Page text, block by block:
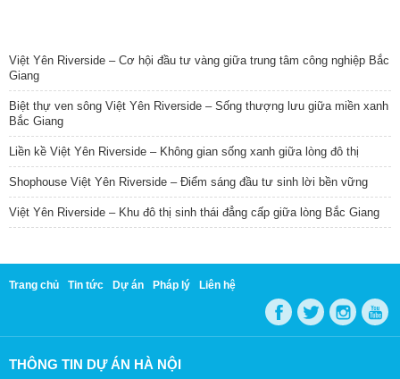
Việt Yên Riverside – Cơ hội đầu tư vàng giữa trung tâm công nghiệp Bắc
Giang
Biệt thự ven sông Việt Yên Riverside – Sống thượng lưu giữa miền xanh
Bắc Giang
Liền kề Việt Yên Riverside – Không gian sống xanh giữa lòng đô thị
Shophouse Việt Yên Riverside – Điểm sáng đầu tư sinh lời bền vững
Việt Yên Riverside – Khu đô thị sinh thái đẳng cấp giữa lòng Bắc Giang
Trang chủ Tin tức Dự án Pháp lý Liên hệ
THÔNG TIN DỰ ÁN HÀ NỘI